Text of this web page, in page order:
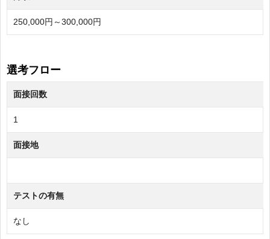
250,000円～300,000円
選考フロー
面接回数
1
面接地
テストの有無
なし